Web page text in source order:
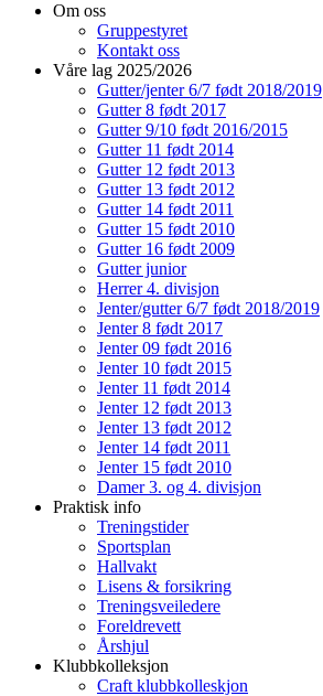
Om oss
Gruppestyret
Kontakt oss
Våre lag 2025/2026
Gutter/jenter 6/7 født 2018/2019
Gutter 8 født 2017
Gutter 9/10 født 2016/2015
Gutter 11 født 2014
Gutter 12 født 2013
Gutter 13 født 2012
Gutter 14 født 2011
Gutter 15 født 2010
Gutter 16 født 2009
Gutter junior
Herrer 4. divisjon
Jenter/gutter 6/7 født 2018/2019
Jenter 8 født 2017
Jenter 09 født 2016
Jenter 10 født 2015
Jenter 11 født 2014
Jenter 12 født 2013
Jenter 13 født 2012
Jenter 14 født 2011
Jenter 15 født 2010
Damer 3. og 4. divisjon
Praktisk info
Treningstider
Sportsplan
Hallvakt
Lisens & forsikring
Treningsveiledere
Foreldrevett
Årshjul
Klubbkolleksjon
Craft klubbkolleskjon